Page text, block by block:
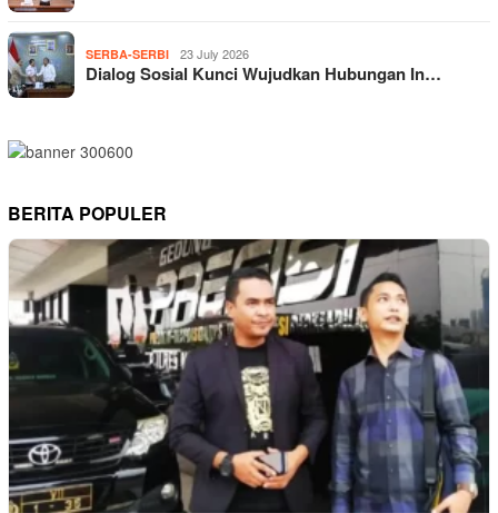
SERBA-SERBI 23 July 2026
Dialog Sosial Kunci Wujudkan Hubungan In…
BERITA POPULER